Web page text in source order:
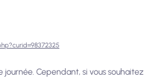
Cependant, si vous souhaitez